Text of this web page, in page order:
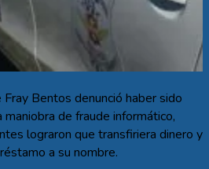
Bentos denunció haber sido
de fraude informático,
lograron que transfiriera dinero y
a su nombre.